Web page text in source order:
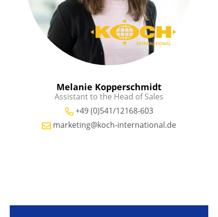
Melanie Kopperschmidt
Assistant to the Head of Sales
+49 (0)541/12168-603
marketing@koch-international.de